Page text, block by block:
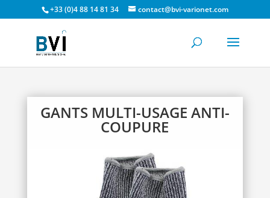
+33 (0)4 88 14 81 34 contact@bvi-varionet.com
GANTS MULTI-USAGE ANTI-
COUPURE